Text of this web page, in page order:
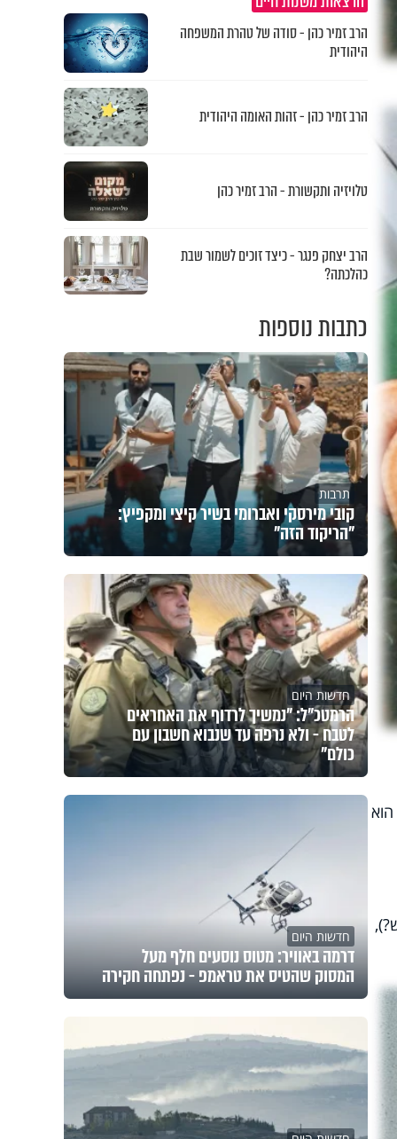
הרב זמיר כהן - סודה של טהרת המשפחה
היהודית
הרב זמיר כהן - זהות האומה היהודית
טלויזיה ותקשורת - הרב זמיר כהן
הרב יצחק פנגר - כיצד זוכים לשמור שבת
כהלכתה?
כתבות נוספות
תרבות
קובי מירסקי ואברומי בשיר קיצי ומקפיץ:
"הריקוד הזה"
חדשות היום
הרמטכ"ל: "נמשיך לרדוף את האחראים
לטבח - ולא נרפה עד שנבוא חשבון עם
כולם"
חדשות היום
דרמה באוויר: מטוס נוסעים חלף מעל
המסוק שהטיס את טראמפ - נפתחה חקירה